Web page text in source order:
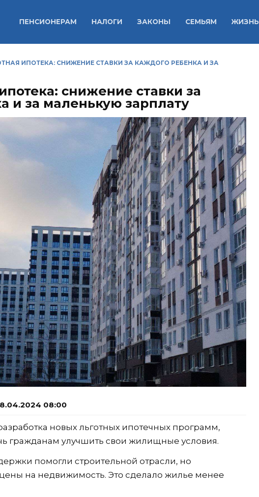
ПЕНСИОНЕРАМ НАЛОГИ ЗАКОНЫ СЕМЬЯМ ЖИЗНЬ
ИПОТЕКА: СНИЖЕНИЕ СТАВКИ ЗА КАЖДОГО РЕБЕНКА И ЗА
снижение ставки за
и за маленькую зарплату
08:00
новых льготных ипотечных программ,
гражданам улучшить свои жилищные условия.
помогли строительной отрасли, но
на недвижимость. Это сделало жилье менее